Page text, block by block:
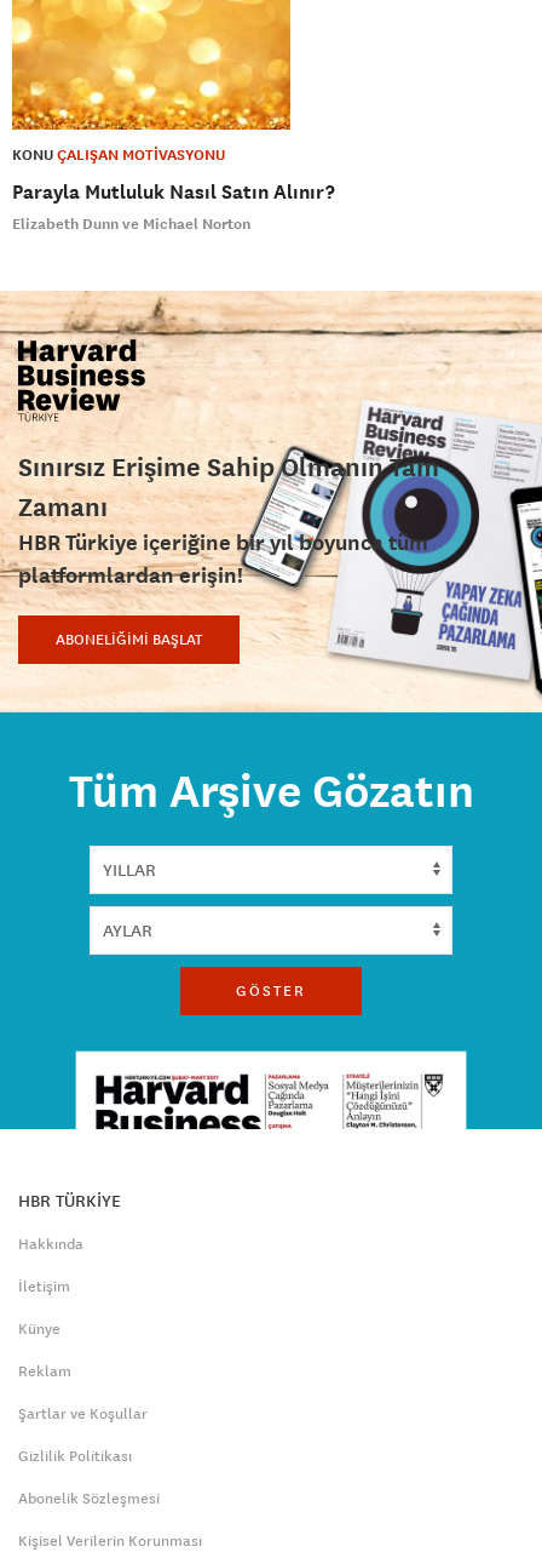
KONUÇALIŞAN MOTİVASYONU
Parayla Mutluluk Nasıl Satın Alınır?
Elizabeth Dunn ve Michael Norton
Sınırsız Erişime Sahip Olmanın Tam
Zamanı
HBR Türkiye içeriğine bir yıl boyunca tüm
platformlardan erişin!
ABONELİĞİMİ BAŞLAT
Tüm Arşive Gözatın
GÖSTER
HBR TÜRKİYE
Hakkında
İletişim
Künye
Reklam
Şartlar ve Koşullar
Gizlilik Politikası
Abonelik Sözleşmesi
Kişisel Verilerin Korunması